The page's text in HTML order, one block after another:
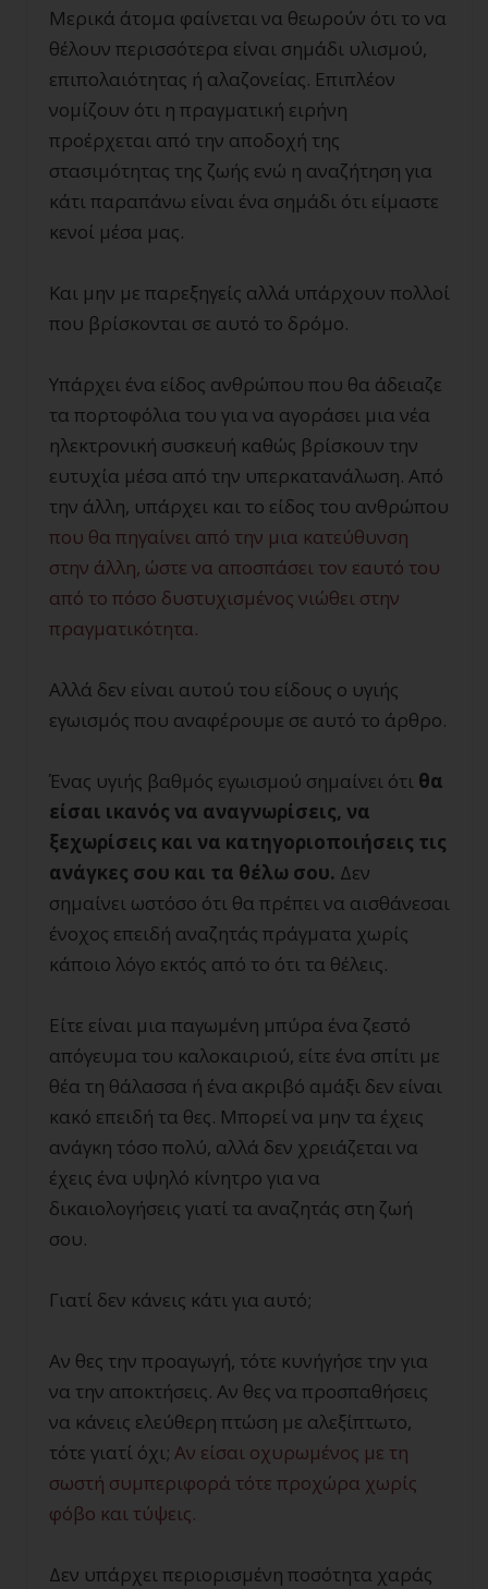
Μερικά άτομα φαίνεται να θεωρούν ότι το να
θέλουν περισσότερα είναι σημάδι υλισμού,
επιπολαιότητας ή αλαζονείας. Επιπλέον
νομίζουν ότι η πραγματική ειρήνη
προέρχεται από την αποδοχή της
στασιμότητας της ζωής ενώ η αναζήτηση για
κάτι παραπάνω είναι ένα σημάδι ότι είμαστε
κενοί μέσα μας.
Και μην με παρεξηγείς αλλά υπάρχουν πολλοί
που βρίσκονται σε αυτό το δρόμο.
Υπάρχει ένα είδος ανθρώπου που θα άδειαζε
τα πορτοφόλια του για να αγοράσει μια νέα
ηλεκτρονική συσκευή καθώς βρίσκουν την
ευτυχία μέσα από την υπερκατανάλωση. Από
την άλλη, υπάρχει και το είδος του ανθρώπου
που θα πηγαίνει από την μια κατεύθυνση
στην άλλη, ώστε να αποσπάσει τον εαυτό του
από το πόσο δυστυχισμένος νιώθει στην
πραγματικότητα.
Αλλά δεν είναι αυτού του είδους ο υγιής
εγωισμός που αναφέρουμε σε αυτό το άρθρο.
Ένας υγιής βαθμός εγωισμού σημαίνει ότι θα
είσαι ικανός να αναγνωρίσεις, να
ξεχωρίσεις και να κατηγοριοποιήσεις τις
ανάγκες σου και τα θέλω σου. Δεν
σημαίνει ωστόσο ότι θα πρέπει να αισθάνεσαι
ένοχος επειδή αναζητάς πράγματα χωρίς
κάποιο λόγο εκτός από το ότι τα θέλεις.
Είτε είναι μια παγωμένη μπύρα ένα ζεστό
απόγευμα του καλοκαιριού, είτε ένα σπίτι με
θέα τη θάλασσα ή ένα ακριβό αμάξι δεν είναι
κακό επειδή τα θες. Μπορεί να μην τα έχεις
ανάγκη τόσο πολύ, αλλά δεν χρειάζεται να
έχεις ένα υψηλό κίνητρο για να
δικαιολογήσεις γιατί τα αναζητάς στη ζωή
σου.
Γιατί δεν κάνεις κάτι για αυτό;
Αν θες την προαγωγή, τότε κυνήγήσε την για
να την αποκτήσεις. Αν θες να προσπαθήσεις
να κάνεις ελεύθερη πτώση με αλεξίπτωτο,
τότε γιατί όχι; Αν είσαι οχυρωμένος με τη
σωστή συμπεριφορά τότε προχώρα χωρίς
φόβο και τύψεις.
Δεν υπάρχει περιορισμένη ποσότητα χαράς